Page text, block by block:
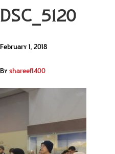
DSC_5120
February 1, 2018
Byshareef1400